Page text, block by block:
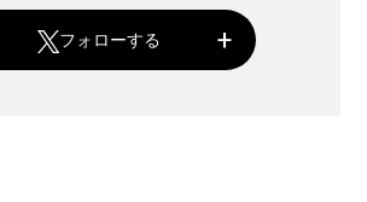
フォローする